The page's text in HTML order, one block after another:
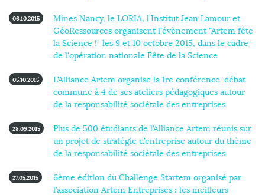
06.10.2015
Mines Nancy, le LORIA, l'Institut Jean Lamour et
GéoRessources organisent l'évènement "Artem fête
la Science !" les 9 et 10 octobre 2015, dans le cadre
de l'opération nationale Fête de la Science
05.10.2015
L’Alliance Artem organise la 1re conférence-débat
commune à 4 de ses ateliers pédagogiques autour
de la responsabilité sociétale des entreprises
28.09.2015
Plus de 500 étudiants de l’Alliance Artem réunis sur
un projet de stratégie d’entreprise autour du thème
de la responsabilité sociétale des entreprises
27.05.2015
6ème édition du Challenge Startem organisé par
l’association Artem Entreprises : les meilleurs